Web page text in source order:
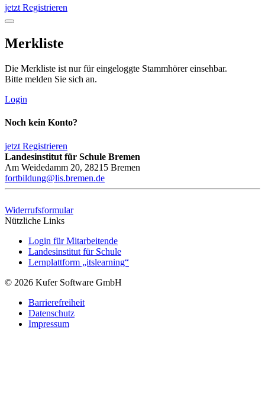
jetzt Registrieren
Merkliste
Die Merkliste ist nur für eingeloggte Stammhörer einsehbar.
Bitte melden Sie sich an.
Login
Noch kein Konto?
jetzt Registrieren
Landesinstitut für Schule Bremen
Am Weidedamm 20, 28215 Bremen
fortbildung@lis.bremen.de
Widerrufsformular
Nützliche Links
Login für Mitarbeitende
Landesinstitut für Schule
Lernplattform „itslearning“
© 2026 Kufer Software GmbH
Barrierefreiheit
Datenschutz
Impressum